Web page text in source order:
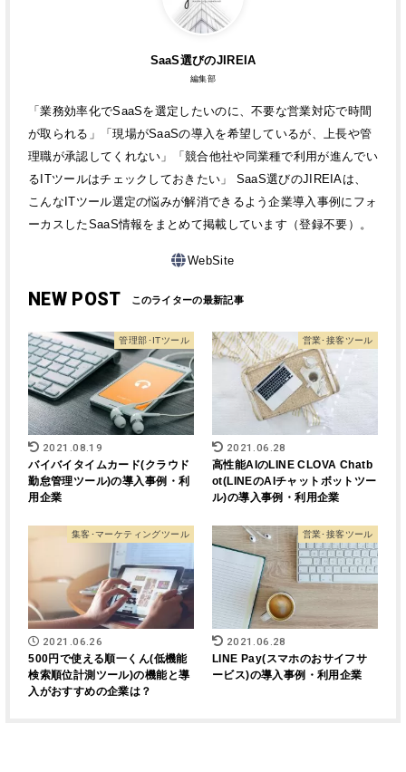
SaaS選びのJIREIA
編集部
「業務効率化でSaaSを選定したいのに、不要な営業対応で時間
が取られる」「現場がSaaSの導入を希望しているが、上長や管
理職が承認してくれない」「競合他社や同業種で利用が進んでい
るITツールはチェックしておきたい」 SaaS選びのJIREIAは、
こんなITツール選定の悩みが解消できるよう企業導入事例にフォ
ーカスしたSaaS情報をまとめて掲載しています（登録不要）。
WebSite
NEW POST
管理部･ITツール
2021.08.19
バイバイタイムカード(クラウド
勤怠管理ツール)の導入事例・利
用企業
営業･接客ツール
2021.06.28
高性能AIのLINE CLOVA Chatb
ot(LINEのAIチャットボットツー
ル)の導入事例・利用企業
集客･マーケティングツール
2021.06.26
500円で使える順一くん(低機能
検索順位計測ツール)の機能と導
入がおすすめの企業は？
営業･接客ツール
2021.06.28
LINE Pay(スマホのおサイフサ
ービス)の導入事例・利用企業